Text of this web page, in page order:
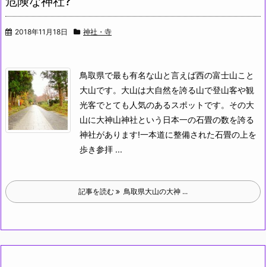
2018年11月18日 神社・寺
鳥取県で最も有名な山と言えば西の富士山こと
大山です。大山は大自然を誇る山で登山客や観
光客でとても人気のあるスポットです。その大
山に大神山神社という日本一の石畳の数を誇る
神社があります!一本道に整備された石畳の上を
歩き参拝 ...
記事を読む 鳥取県大山の大神 ...